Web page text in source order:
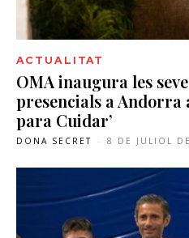
ACTUALITAT
OMA inaugura les
presencials a Andorra
para Cuidar’
DONA SECRET - 8 DE JULIOL